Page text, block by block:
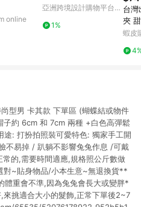
online
亞洲跨境設計購物平台
1%
台灣
夾
勺扁
小女
蝦皮
型男 卡其款 下單區 (蝴蝶結或物件
子約 6cm 和 7cm 兩種 +白色高彈鬆
: 打扮拍照裝可愛特色: 獨家手工開
不易掉 / 趴躺不影響兔兔作息 /可戴
的,需要時間適應,規格照公斤數做
~貼身物品/小本生意~無退換貨**
體重會不準,因為兔兔會長大或變胖*
挑適合大小的髮飾,正常下單後2~7